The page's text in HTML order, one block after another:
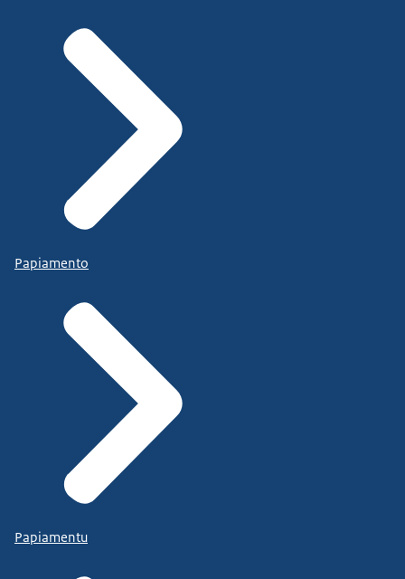
Papiamento
Papiamentu